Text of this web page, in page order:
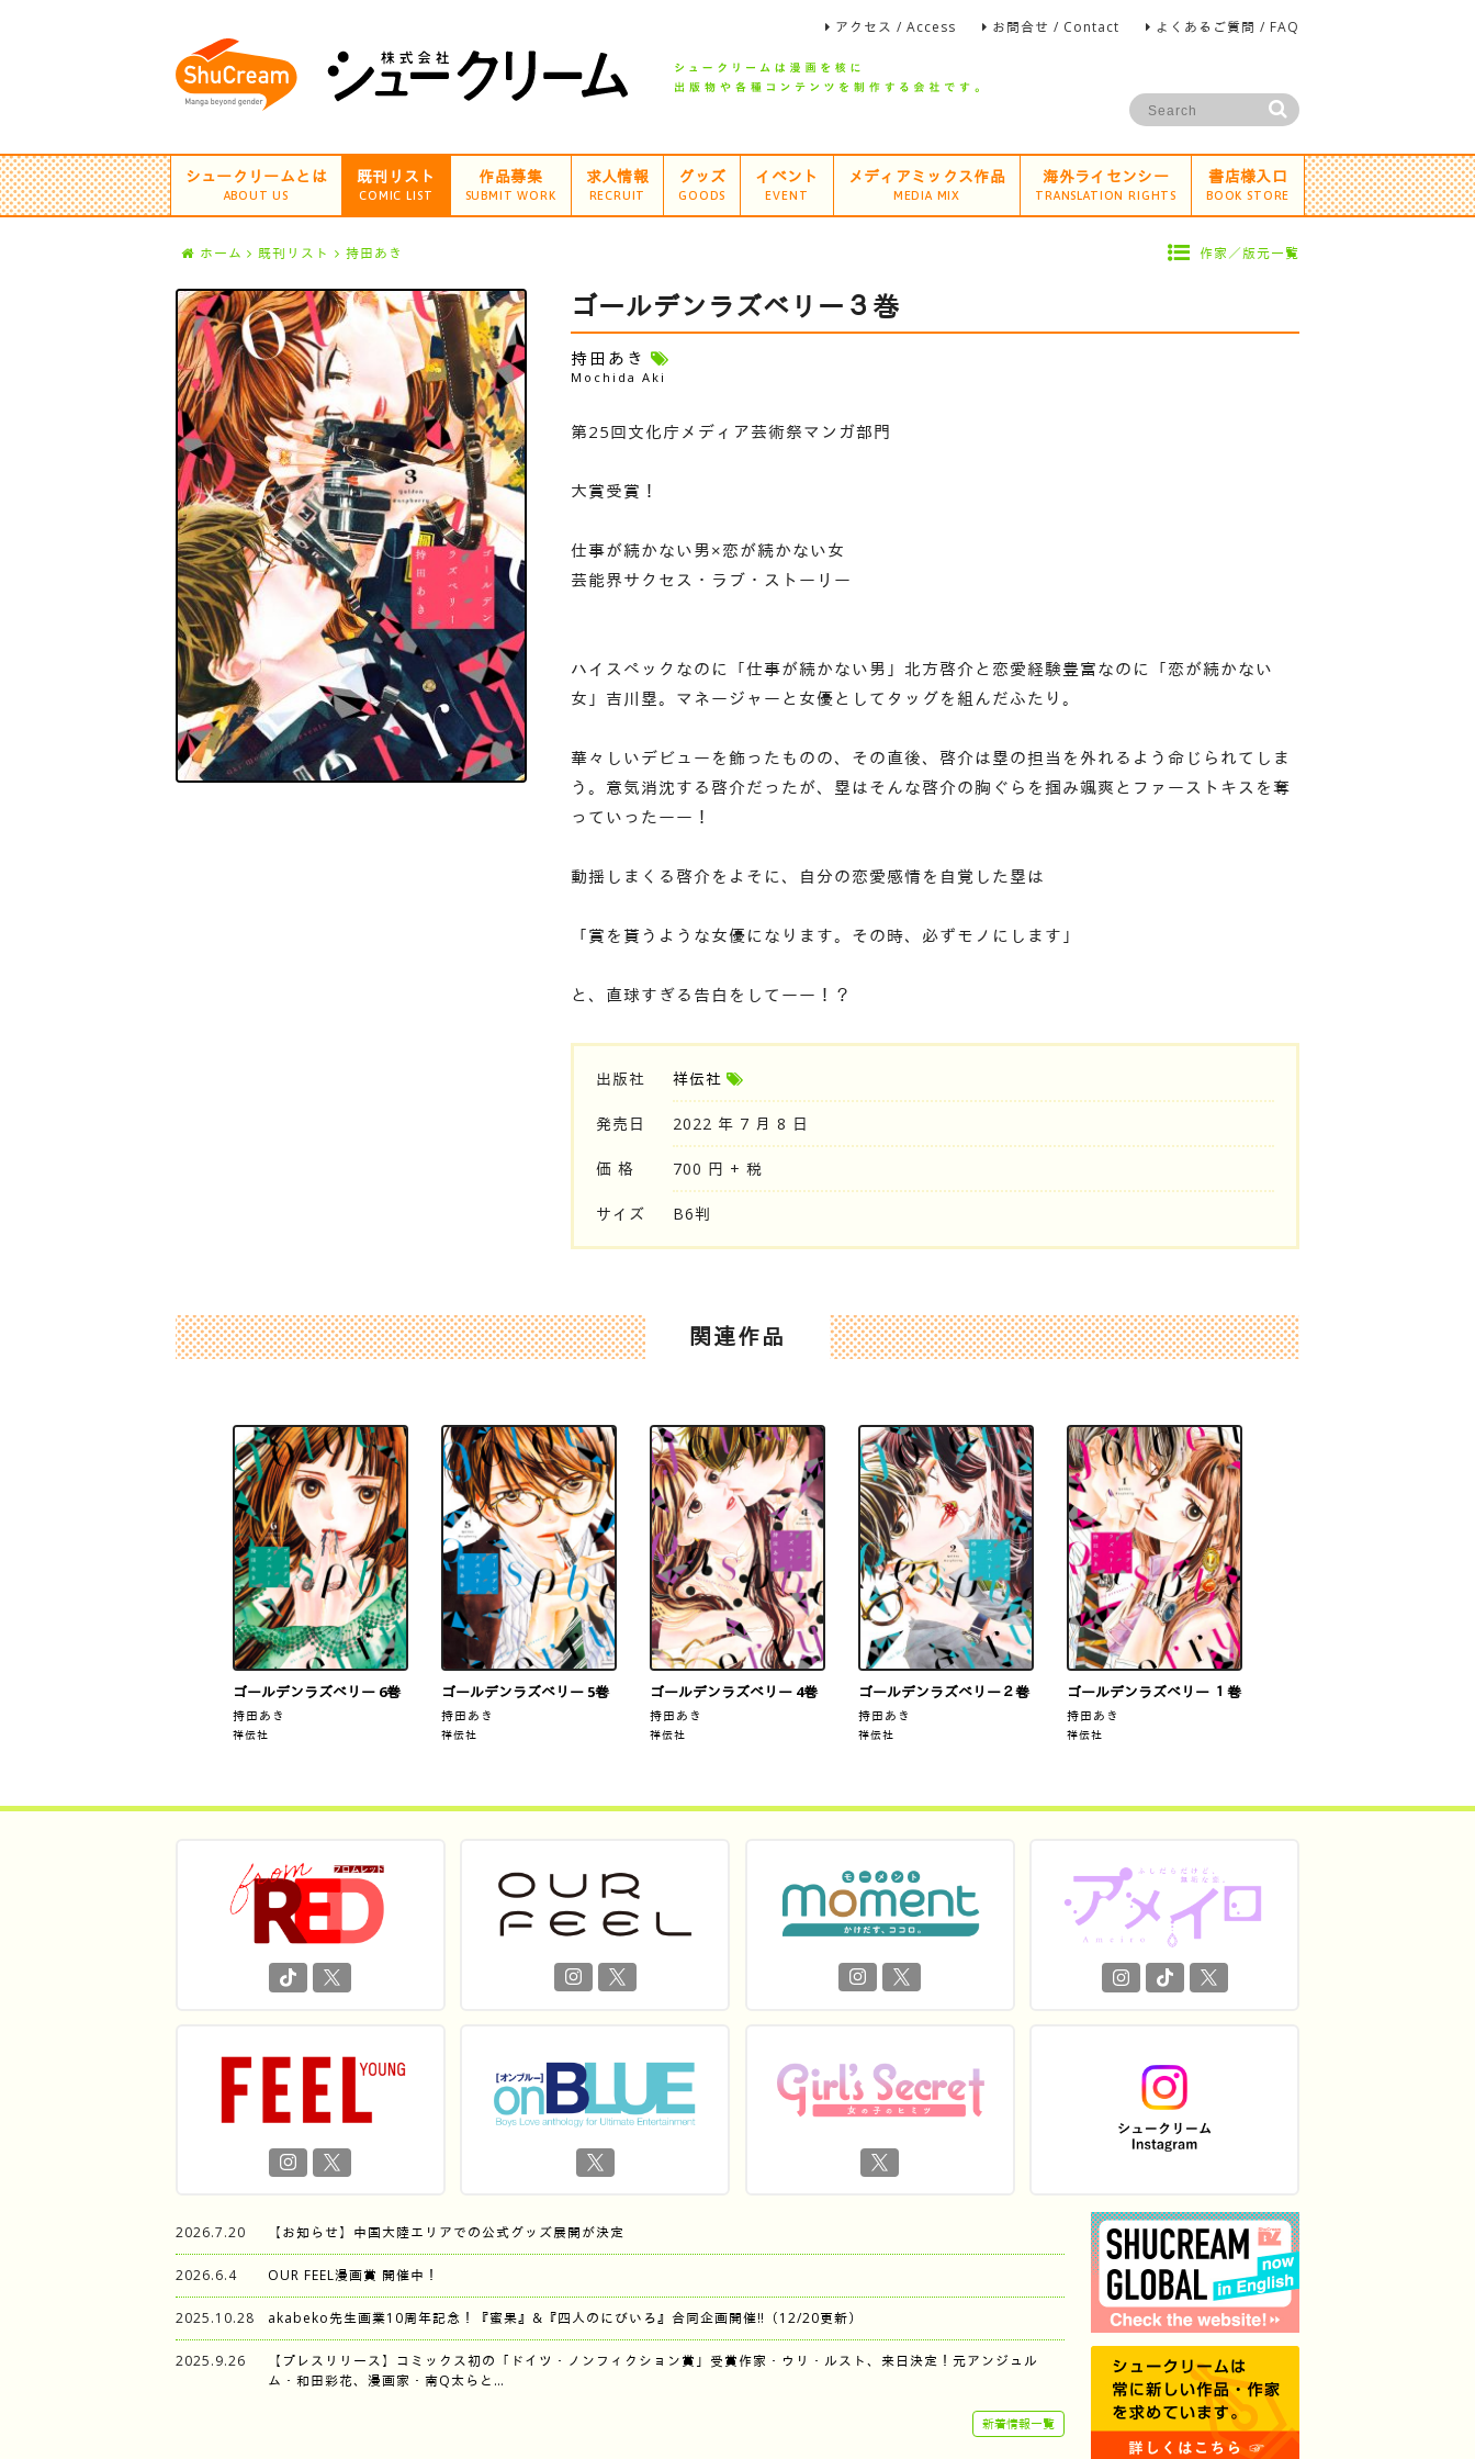
アクセス / Access お問合せ / Contact よくあるご質問 / FAQ
シュークリームとは
ABOUT US
既刊リスト
COMIC LIST
作品募集
SUBMIT WORK
求人情報
RECRUIT
グッズ
GOODS
イベント
EVENT
メディアミックス作品
MEDIA MIX
海外ライセンシー
TRANSLATION RIGHTS
書店様入口
BOOK STORE
ホーム 既刊リスト 持田あき 作家／版元一覧
ゴールデンラズベリー３巻
持田あき
Mochida Aki
第25回文化庁メディア芸術祭マンガ部門
大賞受賞！
仕事が続かない男×恋が続かない女
芸能界サクセス・ラブ・ストーリー
ハイスペックなのに「仕事が続かない男」北方啓介と恋愛経験豊富なのに「恋が続かない
女」吉川塁。マネージャーと女優としてタッグを組んだふたり。
華々しいデビューを飾ったものの、その直後、啓介は塁の担当を外れるよう命じられてしま
う。意気消沈する啓介だったが、塁はそんな啓介の胸ぐらを掴み颯爽とファーストキスを奪
っていったーー！
動揺しまくる啓介をよそに、自分の恋愛感情を自覚した塁は
「賞を貰うような女優になります。その時、必ずモノにします」
と、直球すぎる告白をしてーー！？
出版社 祥伝社
発売日 2022 年 7 月 8 日
価 格 700 円 + 税
サイズ B6判
関連作品
ゴールデンラズベリー 6巻
持田あき
祥伝社
ゴールデンラズベリー 5巻
持田あき
祥伝社
ゴールデンラズベリー 4巻
持田あき
祥伝社
ゴールデンラズベリー２巻
持田あき
祥伝社
ゴールデンラズベリー １巻
持田あき
祥伝社
2026.7.20 【お知らせ】中国大陸エリアでの公式グッズ展開が決定
2026.6.4 OUR FEEL漫画賞 開催中！
2025.10.28 akabeko先生画業10周年記念！『蜜果』&『四人のにびいろ』合同企画開催‼︎（12/20更新）
2025.9.26
【プレスリリース】コミックス初の「ドイツ・ノンフィクション賞」受賞作家・ウリ・ルスト、来日決定！元アンジュル
ム・和田彩花、漫画家・南Q太らと…
新着情報一覧